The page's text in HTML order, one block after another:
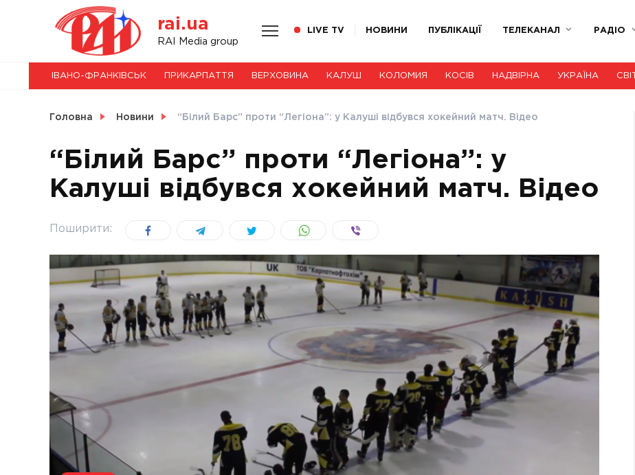
rai.ua
RAI Media group
LIVE TV НОВИНИ ПУБЛІКАЦІЇ ТЕЛЕКАНАЛ РАДІО
НОВИНИ
СВІТ
УКРАЇНА
ІВАНО-ФРАНКІВСЬК ПРИКАРПАТТЯ ВЕРХОВИНА КАЛУШ КОЛОМИЯ КОСІВ НАДВІРНА УКРАЇНА СВІТ
Головна Новини “Білий Барс” проти “Легіона”: у Калуші відбувся хокейний матч. Відео
“Білий Барс” проти “Легіона”: у
Калуші відбувся хокейний матч. Відео
Поширити: